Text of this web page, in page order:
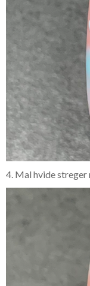
4. Mal hvide streger